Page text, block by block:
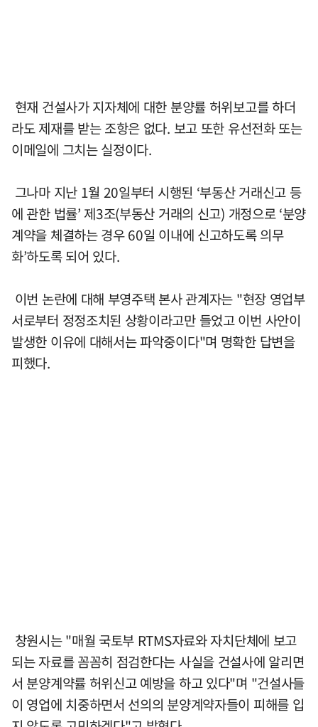
현재 건설사가 지자체에 대한 분양률 허위보고를 하더
라도 제재를 받는 조항은 없다. 보고 또한 유선전화 또는
이메일에 그치는 실정이다.
그나마 지난 1월 20일부터 시행된 ‘부동산 거래신고 등
에 관한 법률’ 제3조(부동산 거래의 신고) 개정으로 ‘분양
계약을 체결하는 경우 60일 이내에 신고하도록 의무
화’하도록 되어 있다.
이번 논란에 대해 부영주택 본사 관계자는 "현장 영업부
서로부터 정정조치된 상황이라고만 들었고 이번 사안이
발생한 이유에 대해서는 파악중이다"며 명확한 답변을
피했다.
창원시는 "매월 국토부 RTMS자료와 자치단체에 보고
되는 자료를 꼼꼼히 점검한다는 사실을 건설사에 알리면
서 분양계약률 허위신고 예방을 하고 있다"며 "건설사들
이 영업에 치중하면서 선의의 분양계약자들이 피해를 입